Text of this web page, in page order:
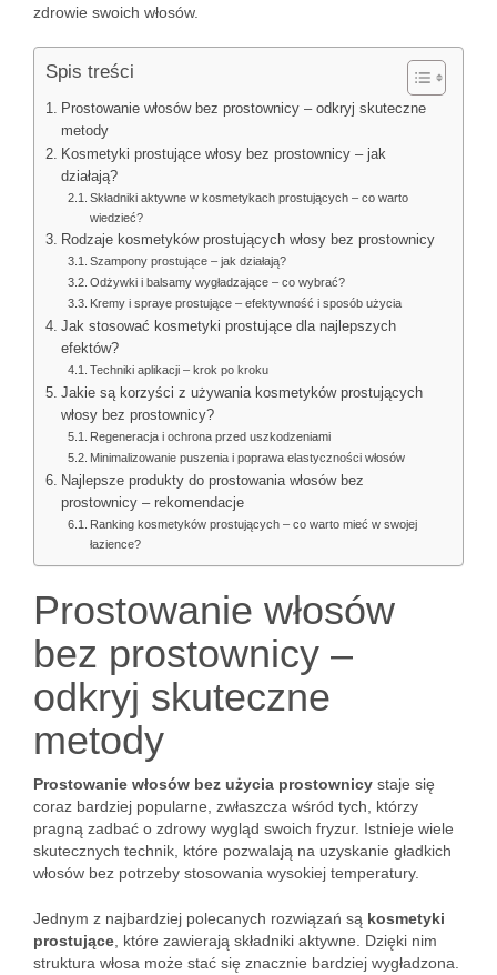
zdrowie swoich włosów.
Spis treści
Prostowanie włosów bez prostownicy – odkryj skuteczne
metody
Kosmetyki prostujące włosy bez prostownicy – jak
działają?
Składniki aktywne w kosmetykach prostujących – co warto
wiedzieć?
Rodzaje kosmetyków prostujących włosy bez prostownicy
Szampony prostujące – jak działają?
Odżywki i balsamy wygładzające – co wybrać?
Kremy i spraye prostujące – efektywność i sposób użycia
Jak stosować kosmetyki prostujące dla najlepszych
efektów?
Techniki aplikacji – krok po kroku
Jakie są korzyści z używania kosmetyków prostujących
włosy bez prostownicy?
Regeneracja i ochrona przed uszkodzeniami
Minimalizowanie puszenia i poprawa elastyczności włosów
Najlepsze produkty do prostowania włosów bez
prostownicy – rekomendacje
Ranking kosmetyków prostujących – co warto mieć w swojej
łazience?
Prostowanie włosów
bez prostownicy –
odkryj skuteczne
metody
Prostowanie włosów bez użycia prostownicy staje się
coraz bardziej popularne, zwłaszcza wśród tych, którzy
pragną zadbać o zdrowy wygląd swoich fryzur. Istnieje wiele
skutecznych technik, które pozwalają na uzyskanie gładkich
włosów bez potrzeby stosowania wysokiej temperatury.
Jednym z najbardziej polecanych rozwiązań są kosmetyki
prostujące , które zawierają składniki aktywne. Dzięki nim
struktura włosa może stać się znacznie bardziej wygładzona.